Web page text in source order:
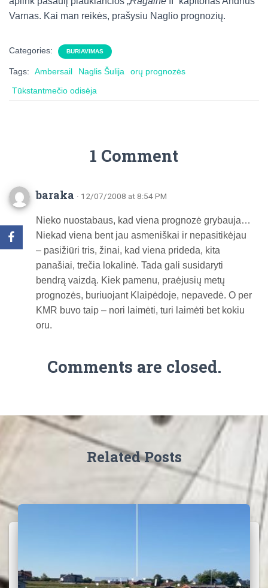
Varnas. Kai man reikės, prašysiu Naglio prognozių.
Categories: BURIAVIMAS
Tags: Ambersail Naglis Šulija
orų prognozės
Tūkstantmečio odisėja
1 Comment
baraka · 12/07/2008 at 8:54 PM
Nieko nuostabaus, kad viena prognozė grybauja…
Niekad viena bent jau asmeniškai ir nepasitikėjau
– pasižiūri tris, žinai, kad viena prideda, kita
panašiai, trečia lokalinė. Tada gali susidaryti
bendrą vaizdą. Kiek pamenu, praėjusių metų
prognozės, buriuojant Klaipėdoje, nepavedė. O per
KMR buvo taip – nori laimėti, turi laimėti bet kokiu
oru.
Comments are closed.
Related Posts